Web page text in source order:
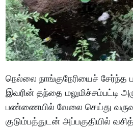
நெல்லை நாங்குநேரியைச் சேர்ந்த
இவரின் தந்தை மலுமிச்சம்பட்டி
பண்ணையில் வேலை செய்து
குடும்பத்துடன் அப்பகுதியில்